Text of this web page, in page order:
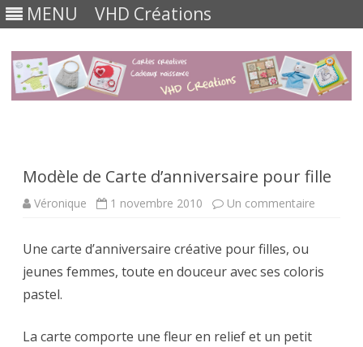
MENU VHD Créations
Modèle de Carte d’anniversaire pour fille
Véronique 1 novembre 2010 Un commentaire
fille
Une carte d’anniversaire créative pour filles, ou
jeunes femmes, toute en douceur avec ses coloris
pastel.
La carte comporte une fleur en relief et un petit